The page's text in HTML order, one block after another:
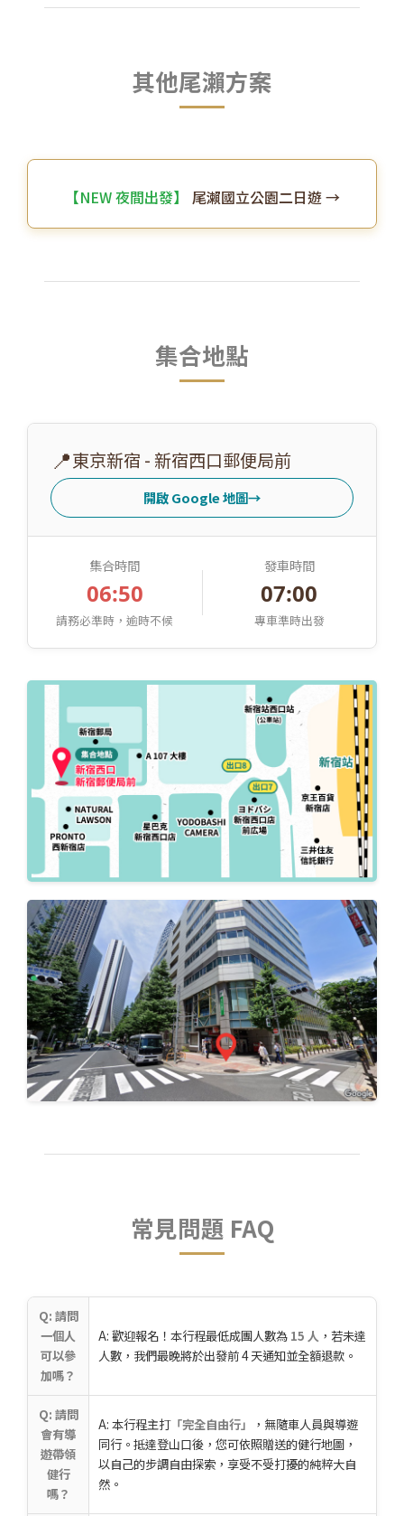
其他尾瀨方案
【NEW 夜間出發】 尾瀨國立公園二日遊 →
集合地點
📍東京新宿 - 新宿西口郵便局前
開啟 Google 地圖→
集合時間
06:50
請務必準時，逾時不候
發車時間
07:00
專車準時出發
常見問題 FAQ
Q: 請問
一個人
可以參
加嗎？
A: 歡迎報名！本行程最低成團人數為 15 人 ，若未達
人數，我們最晚將於出發前 4 天通知並全額退款。
Q: 請問
會有導
遊帶領
健行
嗎？
A: 本行程主打「完全自由行」
，無隨車人員與導遊
同行。抵達登山口後，您可依照贈送的健行地圖，
以自己的步調自由探索，享受不受打擾的純粹大自
然。